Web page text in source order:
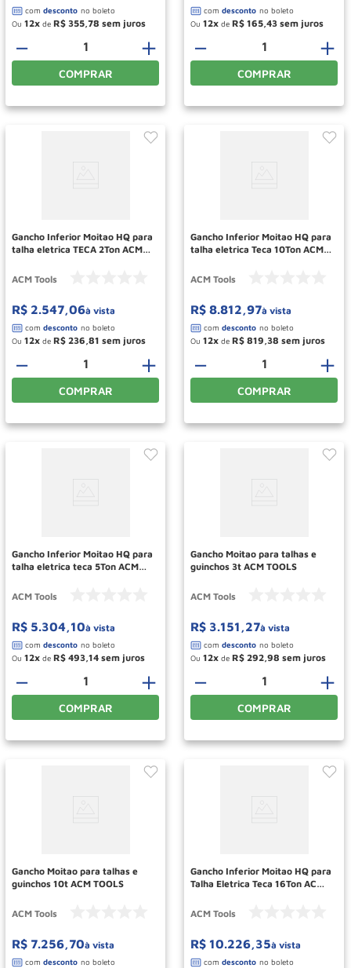
Ou 12 de R$ 355 78
＋
－
COMPRAR
Ou 12 de R$ 165 43
＋
－
COMPRAR
Gancho Inferior Moitao HQ para
talha eletrica TECA 2Ton ACM
ACM Tools
R$ 2.547,06à vista
Ou 12 de R$ 236 81
＋
－
COMPRAR
Gancho Inferior Moitao HQ para
talha eletrica Teca 10Ton ACM
ACM Tools
R$ 8.812,97à vista
Ou 12 de R$ 819 38
＋
－
COMPRAR
Gancho Inferior Moitao HQ para
talha eletrica teca 5Ton ACM
ACM Tools
R$ 5.304,10à vista
Ou 12 de R$ 493 14
＋
－
COMPRAR
Gancho Moitao para talhas e
guinchos 3t ACM TOOLS
ACM Tools
R$ 3.151 ,27à vista
Ou 12 de R$ 292 98
＋
－
COMPRAR
Gancho Moitao para talhas e
guinchos 10t ACM TOOLS
ACM Tools
R$ 7.256,70à vista
Gancho Inferior Moitao HQ para
Talha Eletrica Teca 16Ton ACM
ACM Tools
R$ 10.226,35à vista